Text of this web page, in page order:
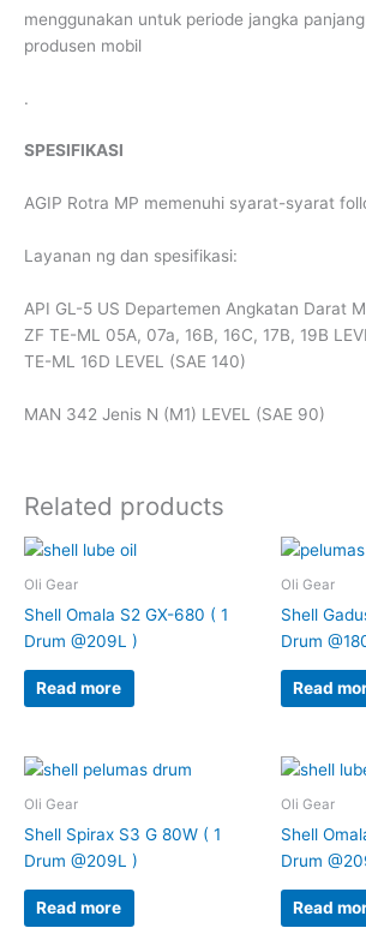
menggunakan untuk periode jangka
produsen mobil
.
SPESIFIKASI
AGIP Rotra MP memenuhi syarat-syarat
Layanan ng dan spesifikasi:
API GL-5 US Departemen Angkatan Darat
ZF TE-ML 05A, 07a, 16B, 16C, 17B, 19B
TE-ML 16D LEVEL (SAE 140)
MAN 342 Jenis N (M1) LEVEL (SAE 90)
Related products
Oli Gear
Shell Omala S2 GX-680 ( 1
Drum @209L )
Read more
Oli Gear
Shell
Drum
Read
Oli Gear
Shell Spirax S3 G 80W ( 1
Drum @209L )
Read more
Oli Gear
Shell
Drum
Read